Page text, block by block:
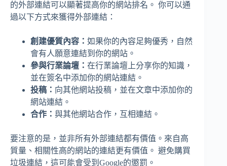
的外部連結可以顯著提高你的網站排名。 你可以通
過以下方式來獲得外部連結：
創建優質內容： 如果你的內容足夠優秀，自然
會有人願意連結到你的網站。
參與行業論壇： 在行業論壇上分享你的知識，
並在簽名中添加你的網站連結。
投稿： 向其他網站投稿，並在文章中添加你的
網站連結。
合作： 與其他網站合作，互相連結。
要注意的是，並非所有外部連結都有價值。來自高
質量、相關性高的網站的連結更有價值。 避免購買
垃圾連結，這可能會受到Google的懲罰。